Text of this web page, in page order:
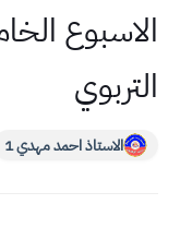
الاسبوع
التربوي
الاستاذ احمد مهدي 1